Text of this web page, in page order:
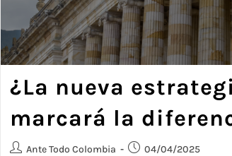
¿La nueva
marcará la
Ante Todo Colombia 04/04/2025